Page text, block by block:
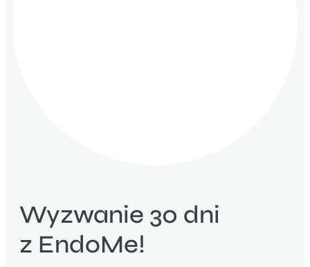
Wyzwanie 30 dni
z EndoMe!